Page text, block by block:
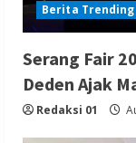
Berita Trending
Serang Fair
Deden Ajak
Redaksi 01